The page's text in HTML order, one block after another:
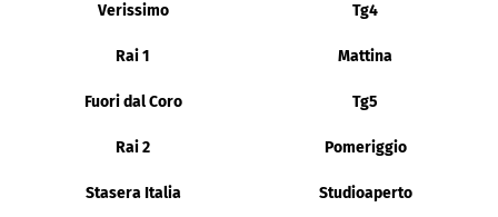
Verissimo Tg4
Rai 1 Mattina
Fuori dal Coro Tg5
Rai 2 Pomeriggio
Stasera Italia Studioaperto